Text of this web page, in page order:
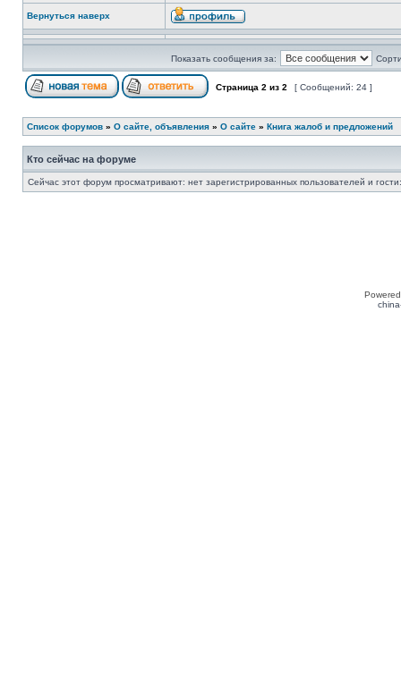
Вернуться наверх
Показать сообщения за:
Страница 2 из 2 [ Сообщений: 24 ]
Список форумов » О сайте, объявления » О сайте » Книга жалоб и предложений
Кто сейчас на форуме
Сейчас этот форум просматривают: нет зарегистрированных пользователей и